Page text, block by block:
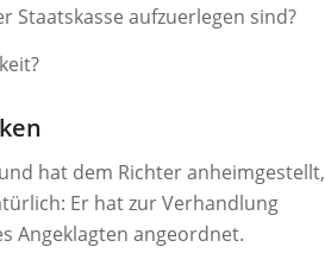
Staatskasse aufzuerlegen sind?
hat dem Richter anheimgestellt,
Er hat zur Verhandlung
Angeklagten angeordnet.